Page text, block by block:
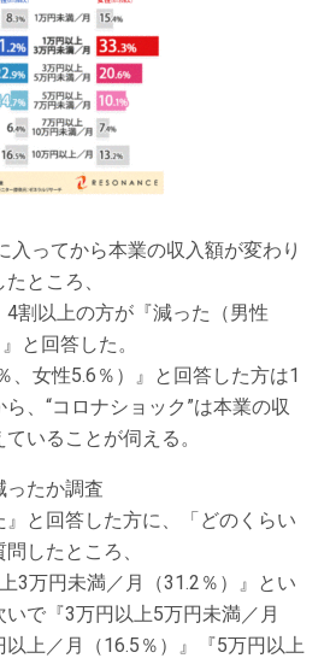
ってから本業の収入額が変わり
ところ、
割以上の方が『減った（男性
と回答した。
女性5.6％）』と回答した方は1
、“コロナショック”は本業の収
いることが伺える。
ったか調査
と回答した方に、「どのくらい
したところ、
3万円未満／月（31.2％）』とい
で『3万円以上5万円未満／月
以上／月（16.5％）』『5万円以上